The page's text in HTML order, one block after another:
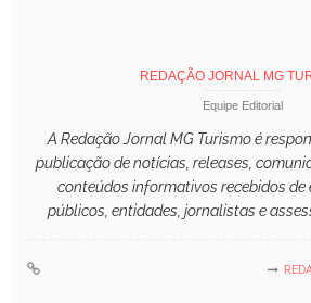
REDAÇÃO JORNAL MG
Equipe Editorial
A Redação Jornal MG Turismo é
publicação de notícias, releases,
conteúdos informativos recebidos de
públicos, entidades, jornalistas e